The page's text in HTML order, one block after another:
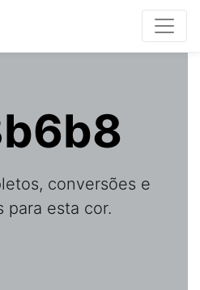
conversões e
para esta cor.